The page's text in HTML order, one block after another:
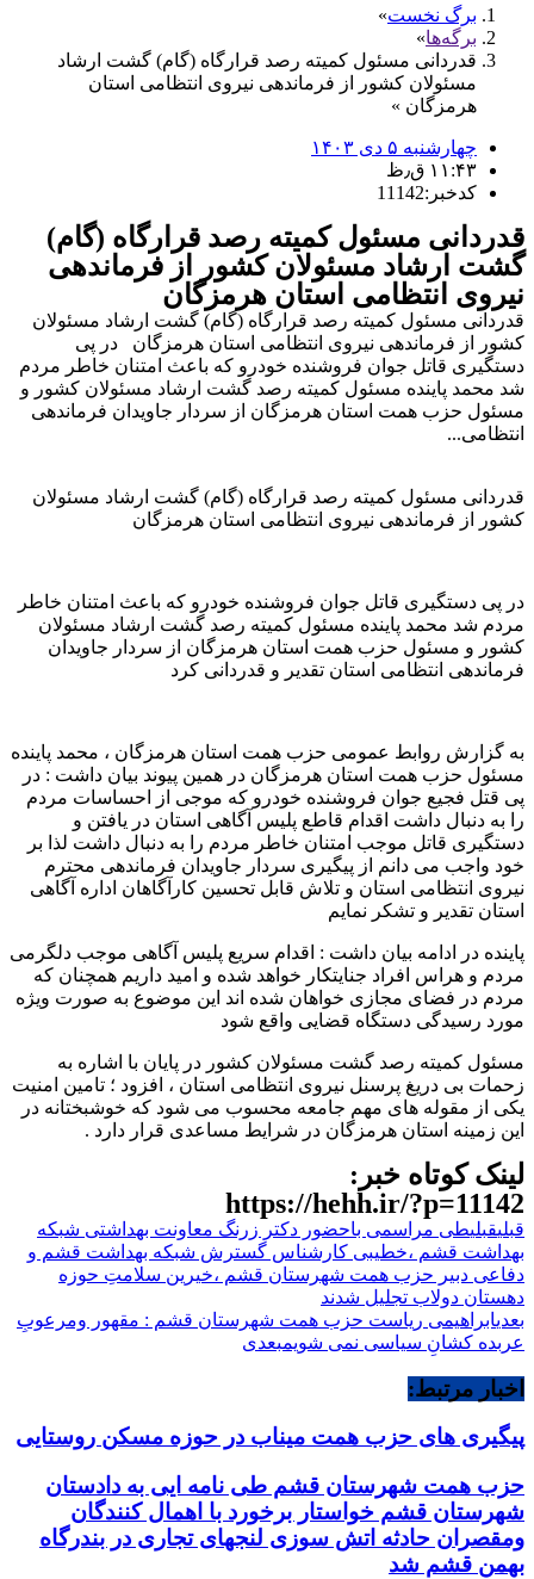
برگ نخست
برگه‌ها
قدردانی مسئول کمیته رصد قرارگاه (گام) گشت ارشاد
مسئولان کشور از فرماندهی نیروی انتظامی استان
هرمزگان
چهارشنبه ۵ دی ۱۴۰۳
۱۱:۴۳ ق٫ظ
کدخبر:11142
قدردانی مسئول کمیته رصد قرارگاه (گام)
گشت ارشاد مسئولان کشور از فرماندهی
نیروی انتظامی استان هرمزگان
قدردانی مسئول کمیته رصد قرارگاه (گام) گشت ارشاد مسئولان
کشور از فرماندهی نیروی انتظامی استان هرمزگان در پی
دستگیری قاتل جوان فروشنده خودرو که باعث امتنان خاطر مردم
شد محمد پاینده مسئول کمیته رصد گشت ارشاد مسئولان کشور و
مسئول حزب همت استان هرمزگان از سردار جاویدان فرماندهی
انتظامی...
قدردانی مسئول کمیته رصد قرارگاه (گام) گشت ارشاد مسئولان
کشور از فرماندهی نیروی انتظامی استان هرمزگان
در پی دستگیری قاتل جوان فروشنده خودرو که باعث امتنان خاطر
مردم شد محمد پاینده مسئول کمیته رصد گشت ارشاد مسئولان
کشور و مسئول حزب همت استان هرمزگان از سردار جاویدان
فرماندهی انتظامی استان تقدیر و قدردانی کرد
به گزارش روابط عمومی حزب همت استان هرمزگان ، محمد پاینده
مسئول حزب همت استان هرمزگان در همین پیوند بیان داشت : در
پی قتل فجیع جوان فروشنده خودرو که موجی از احساسات مردم
را به دنبال داشت اقدام قاطع پلیس آگاهی استان در یافتن و
دستگیری قاتل موجب امتنان خاطر مردم را به دنبال داشت لذا بر
خود واجب می دانم از پیگیری سردار جاویدان فرماندهی محترم
نیروی انتظامی استان و تلاش قابل تحسین کارآگاهان اداره آگاهی
استان تقدیر و تشکر نمایم
پاینده در ادامه بیان داشت : اقدام سریع پلیس آگاهی موجب دلگرمی
مردم و هراس افراد جنایتکار خواهد شده و امید داریم همچنان که
مردم در فضای مجازی خواهان شده اند این موضوع به صورت ویژه
مورد رسیدگی دستگاه قضایی واقع شود
مسئول کمیته رصد گشت مسئولان کشور در پایان با اشاره به
زحمات بی دریغ پرسنل نیروی انتظامی استان ، افزود ؛ تامین امنیت
یکی از مقوله های مهم جامعه محسوب می شود که خوشبختانه در
این زمینه استان هرمزگان در شرایط مساعدی قرار دارد .
لینک کوتاه خبر:
https://hehh.ir/?p=11142
قبلیقبلیطی مراسمی باحضور دکتر زرنگ معاونت بهداشتی شبکه
بهداشت قشم ،خطیبی کارشناس گسترش شبکه بهداشت قشم و
دفاعی دبیر حزب همت شهرستان قشم ‌،خیرین سلامتِ حوزه
دهستان دولاب تجلیل شدند
بعدیابراهیمی ریاست حزب همت شهرستان قشم : مقهور ومرعوبِ
عربده کشانِ سیاسی نمی شویمبعدی
اخبار مرتبط:
پیگیری های حزب همت میناب در حوزه مسکن روستایی
حزب همت شهرستان قشم طی نامه ایی به دادستان
شهرستان قشم خواستار برخورد با اهمال کنندگان
ومقصران حادثه اتش سوزی لنجهای تجاری در بندرگاه
بهمن قشم شد